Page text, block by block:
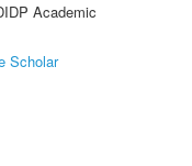
Academic
Scholar